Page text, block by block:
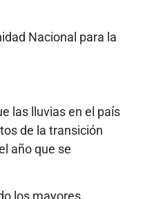
Nacional para la
las lluvias en el país
de la transición
año que se
los mayores